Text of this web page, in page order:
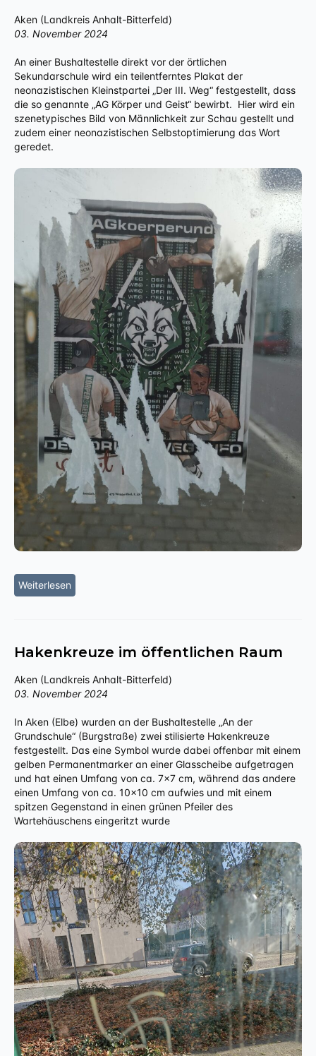
Aken (Landkreis Anhalt-Bitterfeld)
03. November 2024
An einer Bushaltestelle direkt vor der örtlichen
Sekundarschule wird ein teilentferntes Plakat der
neonazistischen Kleinstpartei „Der III. Weg“ festgestellt, dass
die so genannte „AG Körper und Geist“ bewirbt. Hier wird ein
szenetypisches Bild von Männlichkeit zur Schau gestellt und
zudem einer neonazistischen Selbstoptimierung das Wort
geredet.
Weiterlesen
Hakenkreuze im öffentlichen Raum
Aken (Landkreis Anhalt-Bitterfeld)
03. November 2024
In Aken (Elbe) wurden an der Bushaltestelle „An der
Grundschule“ (Burgstraße) zwei stilisierte Hakenkreuze
festgestellt. Das eine Symbol wurde dabei offenbar mit einem
gelben Permanentmarker an einer Glasscheibe aufgetragen
und hat einen Umfang von ca. 7x7 cm, während das andere
einen Umfang von ca. 10x10 cm aufwies und mit einem
spitzen Gegenstand in einen grünen Pfeiler des
Wartehäuschens eingeritzt wurde